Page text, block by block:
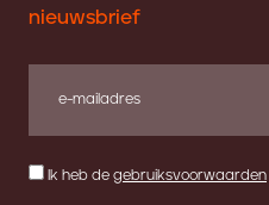
nieuwsbrief
Ik heb de gebruiksvoorwaarden